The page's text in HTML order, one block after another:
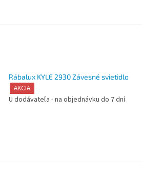
Rábalux KYLE 2930 Závesné svietidlo
AKCIA
U dodávateľa - na objednávku do 7 dní